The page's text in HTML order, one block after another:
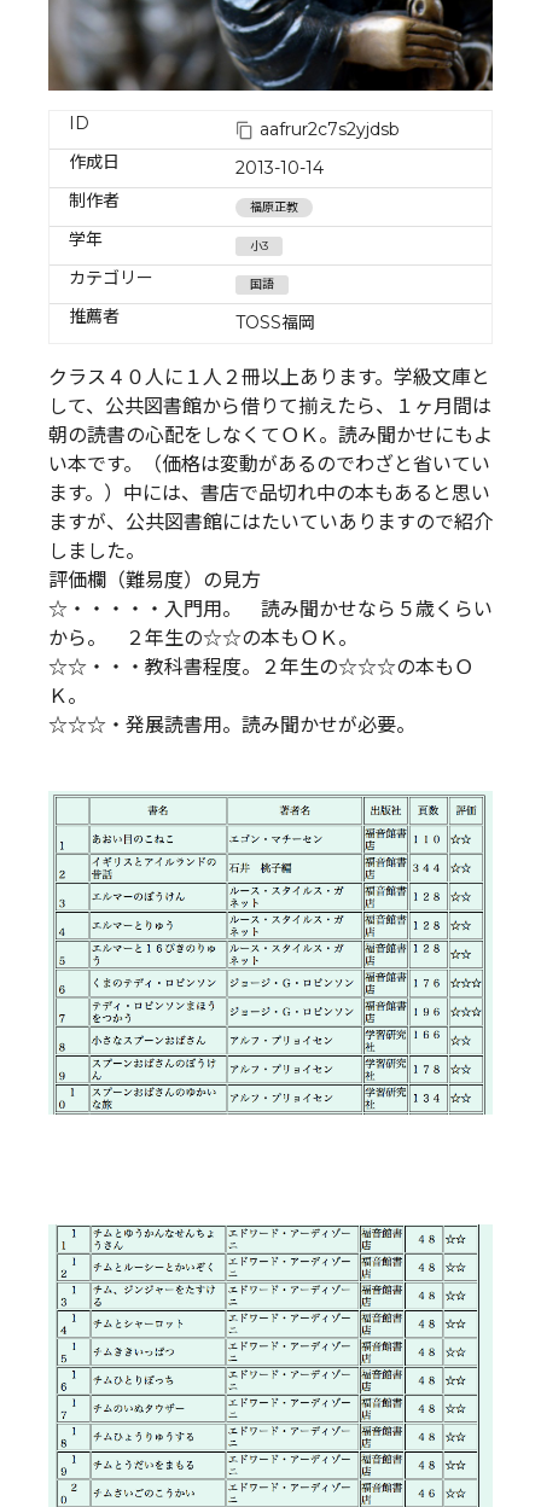
ID
aafrur2c7s2yjdsb
作成日
2013-10-14
制作者
福原正教
学年 小3
カテゴリー 国語
推薦者 TOSS福岡
クラス４０人に１人２冊以上あります。学級文庫と
して、公共図書館から借りて揃えたら、１ヶ月間は
朝の読書の心配をしなくてＯＫ。読み聞かせにもよ
い本です。（価格は変動があるのでわざと省いてい
ます。）中には、書店で品切れ中の本もあると思い
ますが、公共図書館にはたいていありますので紹介
しました。
評価欄（難易度）の見方
☆・・・・・入門用。 読み聞かせなら５歳くらい
から。 ２年生の☆☆の本もＯＫ。
☆☆・・・教科書程度。２年生の☆☆☆の本もＯ
Ｋ。
☆☆☆・発展読書用。読み聞かせが必要。